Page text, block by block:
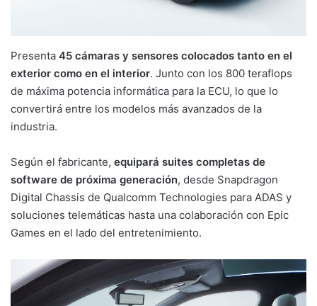
Presenta 45 cámaras y sensores colocados tanto en el
exterior como en el interior. Junto con los 800 teraflops
de máxima potencia informática para la ECU, lo que lo
convertirá entre los modelos más avanzados de la
industria.
Según el fabricante, equipará suites completas de
software de próxima generación, desde Snapdragon
Digital Chassis de Qualcomm Technologies para ADAS y
soluciones telemáticas hasta una colaboración con Epic
Games en el lado del entretenimiento.